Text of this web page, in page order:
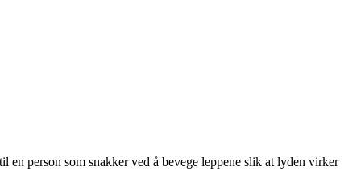
en person som snakker ved å bevege leppene slik at lyden virker